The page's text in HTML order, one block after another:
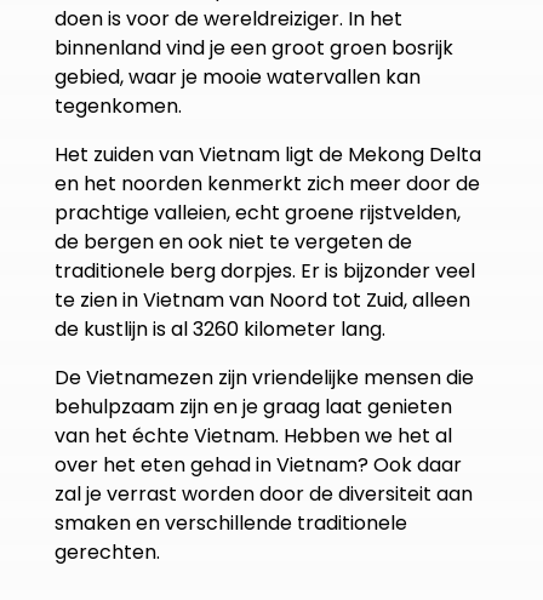
doen is voor de wereldreiziger. In het
binnenland vind je een groot groen bosrijk
gebied, waar je mooie watervallen kan
tegenkomen.
Het zuiden van Vietnam ligt de Mekong Delta
en het noorden kenmerkt zich meer door de
prachtige valleien, echt groene rijstvelden,
de bergen en ook niet te vergeten de
traditionele berg dorpjes. Er is bijzonder veel
te zien in Vietnam van Noord tot Zuid, alleen
de kustlijn is al 3260 kilometer lang.
De Vietnamezen zijn vriendelijke mensen die
behulpzaam zijn en je graag laat genieten
van het échte Vietnam. Hebben we het al
over het eten gehad in Vietnam? Ook daar
zal je verrast worden door de diversiteit aan
smaken en verschillende traditionele
gerechten.